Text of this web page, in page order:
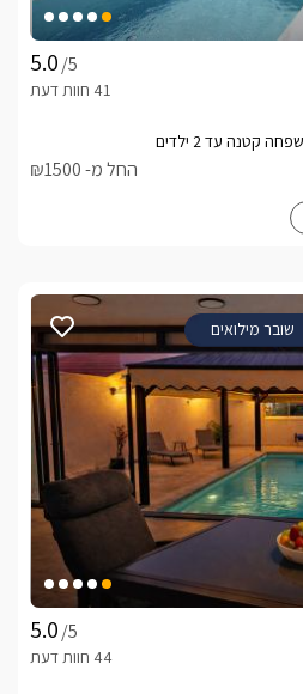
/5
החל מ- ₪1500
שובר מילואים
/5